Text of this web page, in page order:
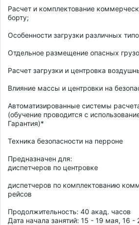
Расчет и комплектование
борту;
Особенности загрузки различных
Отдельное размещение опасных
Расчет загрузки и центровка
Влияние массы и центровки на
Автоматизированные системы
(обучение проводится с
Гарантия)*
Техника безопасности на перроне
Предназначен для:
диспетчеров по центровке
диспетчеров по комплектованию
рейсов
Продолжительность: 40 акад. часов
Дата начала занятий: 15 - 19 мая, 16 -